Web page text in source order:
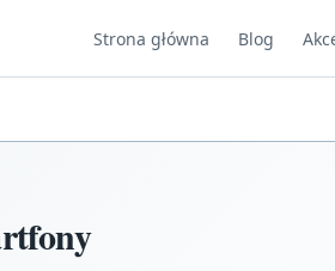
Strona główna Blog